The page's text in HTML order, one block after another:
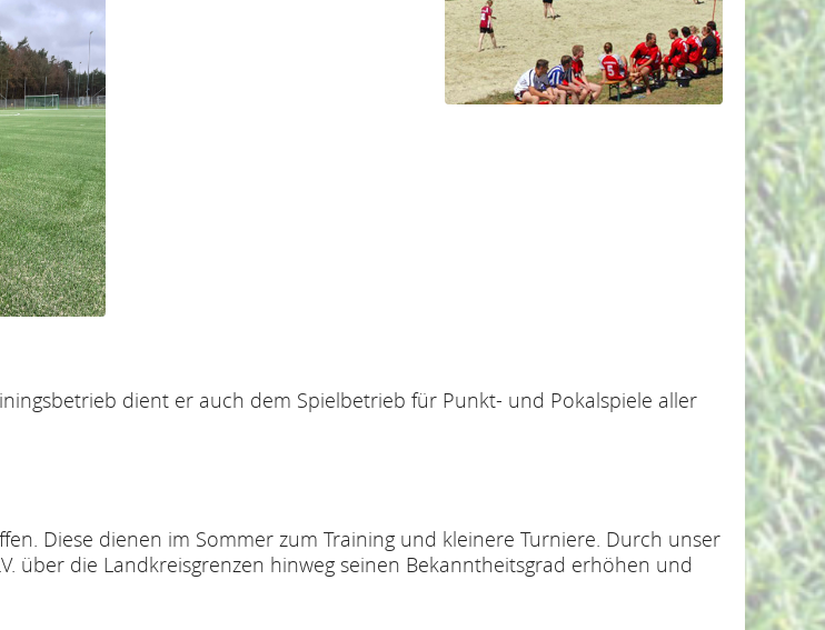
dient er auch dem Spielbetrieb für Punkt- und Pokalspiele aller
Diese dienen im Sommer zum Training und kleinere Turniere. Durch unser
über die Landkreisgrenzen hinweg seinen Bekanntheitsgrad erhöhen und